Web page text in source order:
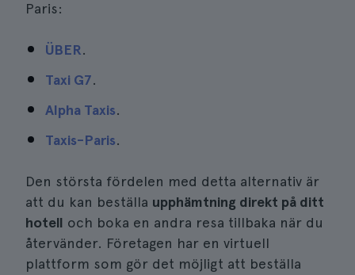
Paris:
ÜBER.
Taxi G7.
Alpha Taxis.
Taxis-Paris.
Den största fördelen med detta alternativ är
att du kan beställa upphämtning direkt på ditt
hotell och boka en andra resa tillbaka när du
återvänder. Företagen har en virtuell
plattform som gör det möjligt att beställa